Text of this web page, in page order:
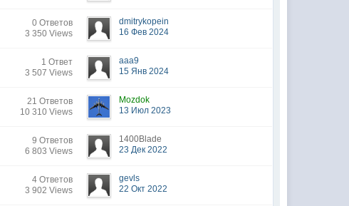
0 Ответов
3 350 Views
dmitrykopein
16 Фев 2024
1 Ответ
3 507 Views
aaa9
15 Янв 2024
21 Ответов
10 310 Views
Mozdok
13 Июл 2023
9 Ответов
6 803 Views
1400Blade
23 Дек 2022
4 Ответов
3 902 Views
gevls
22 Окт 2022